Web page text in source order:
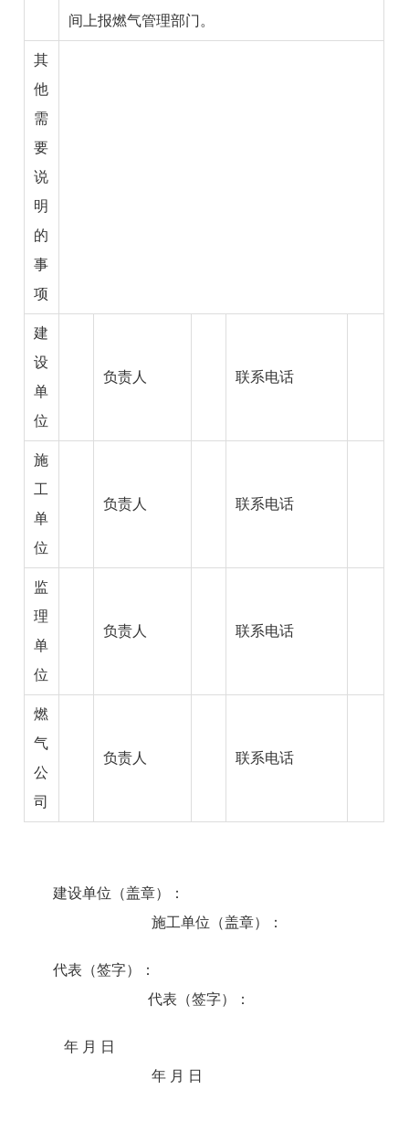
间上报燃气管理部门。
其
他
需
要
说
明
的
事
项
建
设
单
位
负责人 联系电话
施
工
单
位
负责人 联系电话
监
理
单
位
负责人 联系电话
燃
气
公
司
负责人 联系电话
建设单位（盖章）：
施工单位（盖章）：
代表（签字）：
代表（签字）：
年 月 日
年 月 日